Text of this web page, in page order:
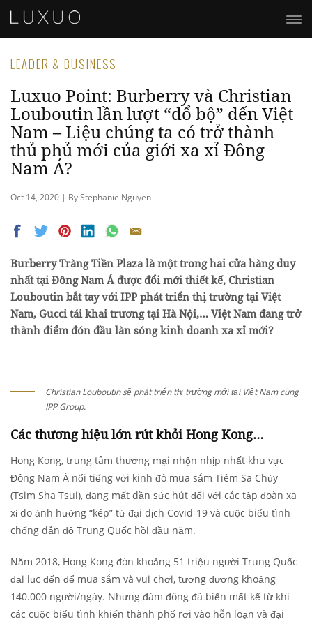
LEADER & BUSINESS
Luxuo Point: Burberry và Christian
Louboutin lần lượt “đổ bộ” đến Việt
Nam – Liệu chúng ta có trở thành
thủ phủ mới của giới xa xỉ Đông
Nam Á?
Oct 14, 2020 | By Stephanie Nguyen
Burberry Tràng Tiền Plaza là một trong hai cửa hàng duy
nhất tại Đông Nam Á được đổi mới thiết kế, Christian
Louboutin bắt tay với IPP phát triển thị trường tại Việt
Nam, Gucci tái khai trương tại Hà Nội,… Việt Nam đang trở
thành điểm đón đầu làn sóng kinh doanh xa xỉ mới?
Christian Louboutin sẽ phát triển thị trường mới tại Việt Nam cùng
IPP Group.
Các thương hiệu lớn rút khỏi Hong Kong…
Hong Kong, trung tâm thương mại nhộn nhịp nhất khu vực
Đông Nam Á nổi tiếng với kinh đô mua sắm Tiêm Sa Chủy
(Tsim Sha Tsui), đang mất dần sức hút đối với các tập đoàn xa
xỉ do ảnh hưởng “kép” từ đại dịch Covid-19 và cuộc biểu tình
chống dẫn độ Trung Quốc hồi đầu năm.
Năm 2018, Hong Kong đón khoảng 51 triệu người Trung Quốc
đại lục đến để mua sắm và vui chơi, tương đương khoảng
140.000 người/ngày. Nhưng đám đông đã biến mất kể từ khi
các cuộc biểu tình khiến thành phố rơi vào hỗn loạn và đại